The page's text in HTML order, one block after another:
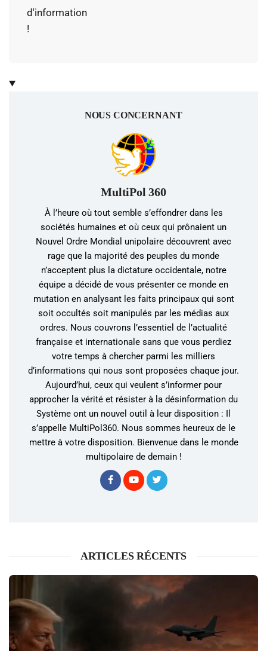
d'information
!
NOUS CONCERNANT
MultiPol 360
À l’heure où tout semble s’effondrer dans les
sociétés humaines et où ceux qui prônaient un
Nouvel Ordre Mondial unipolaire découvrent avec
rage que la majorité des peuples du monde
n’acceptent plus la dictature occidentale, notre
équipe a décidé de vous présenter ce monde en
mutation en analysant les faits principaux qui sont
soit occultés soit manipulés par les médias aux
ordres. Nous couvrons l’essentiel de l’actualité
française et internationale sans que vous perdiez
votre temps à chercher parmi les milliers
d’informations qui nous sont proposées chaque jour.
Aujourd’hui, ceux qui veulent s’informer pour
approcher la vérité et résister à la désinformation du
Système ont un nouvel outil à leur disposition : Il
s’appelle MultiPol360. Nous sommes heureux de le
mettre à votre disposition. Bienvenue dans le monde
multipolaire de demain !
ARTICLES RÉCENTS